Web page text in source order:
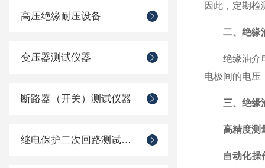
高压绝缘耐压设备
变压器测试仪器
断路器（开关）测试仪器
继电保护二次回路测试仪器
因此，定期检
二、绝缘
绝缘油介电
电极间的电压
三、绝缘
高精度测
自动化操